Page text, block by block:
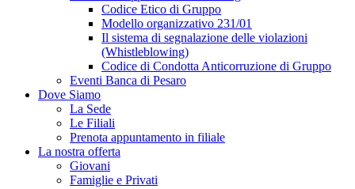
Codice Etico di Gruppo
Modello organizzativo 231/01
Il sistema di segnalazione delle violazioni
(Whistleblowing)
Codice di Condotta Anticorruzione di Gruppo
Eventi Banca di Pesaro
Dove Siamo
La Sede
Le Filiali
Prenota appuntamento in filiale
La nostra offerta
Giovani
Famiglie e Privati